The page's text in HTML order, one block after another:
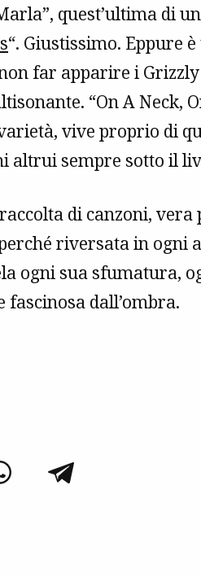
quest’ultima di
“. Giustissimo. Eppure
far apparire i
“On A Neck,
vive proprio di
altrui sempre sotto il
di canzoni, vera
riversata in ogni
ogni sua sfumatura,
fascinosa dall’ombra.